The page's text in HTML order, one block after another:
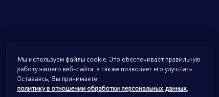
© 2026Forte Holding.Все права защищены.
Политика обработки персональных данных
Сайты подразделений Холдинга
Мы используем файлы cookie. Это обеспечивает правильную
работу нашего веб-сайта, а также позволяет его улучшать.
Оставаясь, Вы принимаете
политику в отношении обработки персональных данных